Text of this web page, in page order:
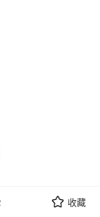
属于俄罗斯
出了名的能
干掉27名乌
过这种近乎
收藏